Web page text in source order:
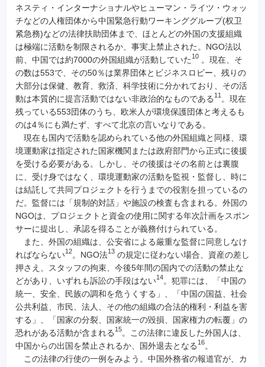
ネスティ・インターナショナルやヒューマン・ライツ・ウォッ
チなどの人権団体から中国緊急行動ワーキンググループ(权卫
紧急務)などの法律扶助団体まで、ほとんどの外国の支援組織
は極端に活動を制限されるか、事実上禁止された。NGO法以
前、中国では約7000の外国組織が活動していた 10。現在、そ
の数は553で、その50％は業界団体とビジネスロビー、残りの
大部分は保健、教育、救済、科学技術に分かれており、その活
動は本質的に提言活動ではない非政治的なものである 11。現在
残っている553団体のうち、欧米人が環境保護団体と考えるも
のは4％にも満たず、すべて北京の言いなりである。
現在も国内で活動を認められている他の外国組織と同様、環
境運動家は指定された国家機関または政府部門から正式に後援
を受ける必要がある。しかし、その後援はその名前とは裏腹
に、受け身ではなく、環境運動家の活動を監視・監督し、時に
は結託して共同プロジェクトを行うまでの役割を担っているの
だ。監督には「規制的対話」や施設の検査も含まれる。外国の
NGOは、プロジェクトと資金の使用に関する年次計画をスポン
サーに提出し、承認を得ることが義務付けられている。
また、外国の組織は、公安省による厳重な監督に同意しなけ
ればならない12。NGO法13の規定に従わない場合、資産の差し
押さえ、スタッフの拘束、今後5年間の国内での活動の禁止な
どがあり、いずれも訴訟の手段はない14。犯罪には、「中国の
統一、安全、民族の調和を危うくする」、「中国の国益、社会
公共利益、市民、法人、その他の組織の合法的権利・利益を害
する」、「国家の分裂、国家統一の毀損、国家権力の転覆」の
恐れがある活動が含まれる 15。この法律に違反した外国人は、
中国からの出国を禁止されるか、国外退去となる 16。
この法律の行使の一例をみよう。中国外務省の報道官が、カ